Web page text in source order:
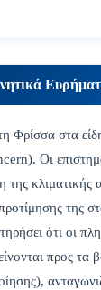
Φρίσσα στα
Οι
της κλιματικής
της
ότι οι
προς τα